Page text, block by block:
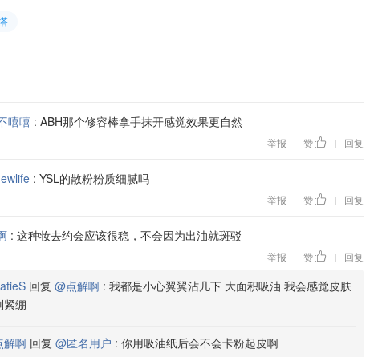
嘻嘻 : ABH那个修容棒拿手抹开感觉效果更自然
举报 | 赞 | 回复
: YSL的散粉粉质细腻吗
举报 | 赞 | 回复
: 这种妆去约会应该很稳，不会因为出油就斑驳
举报 | 赞 | 回复
回复 @点解啊 : 我都是小心翼翼沾几下 大面积吸油 我会感觉皮肤
紧绷
解啊 回复 @匿名用户 : 你用吸油纸后会不会卡粉起皮啊